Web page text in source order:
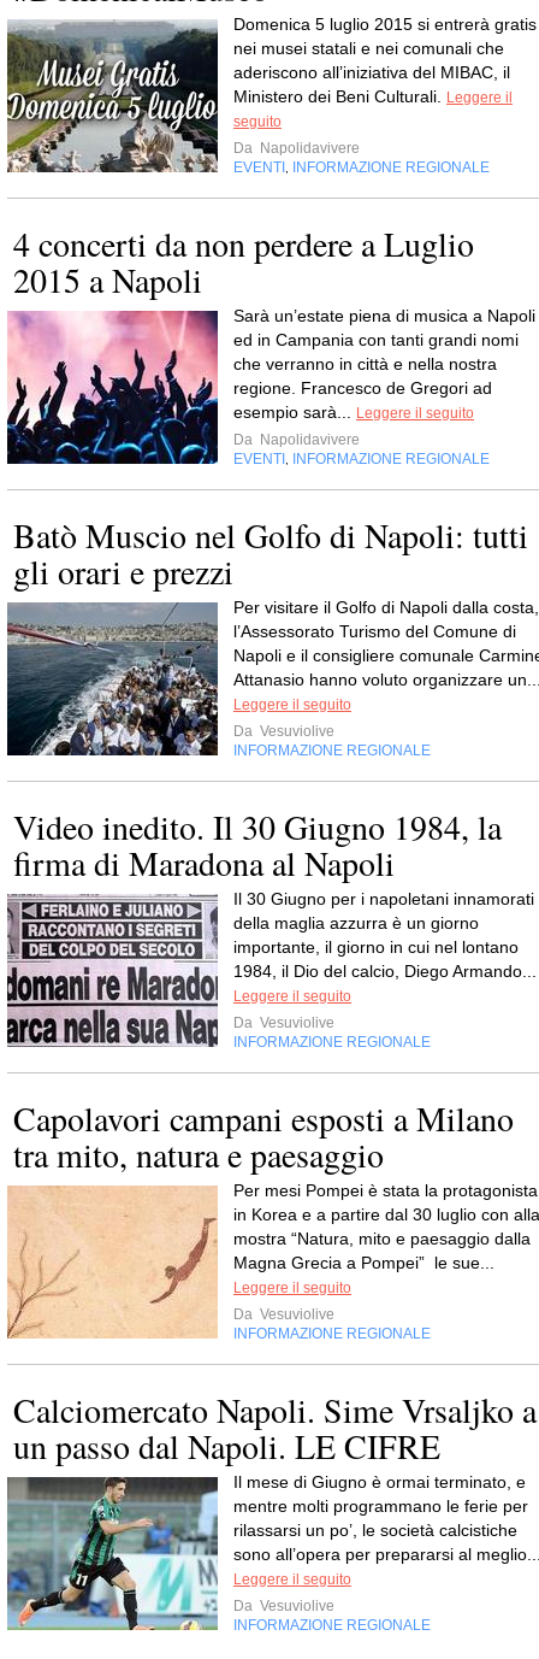
Domenica 5 luglio 2015 si entrerà gratis
nei musei statali e nei comunali che
aderiscono all’iniziativa del MIBAC, il
Ministero dei Beni Culturali.
Leggere il
seguito
Da Napolidavivere
EVENTI INFORMAZIONE REGIONALE
4 concerti da non perdere a Luglio
2015 a Napoli
Sarà un’estate piena di musica a Napoli
ed in Campania con tanti grandi nomi
che verranno in città e nella nostra
regione. Francesco de Gregori ad
esempio sarà...
Leggere il seguito
Da Napolidavivere
EVENTI INFORMAZIONE REGIONALE
Batò Muscio nel Golfo di Napoli: tutti
gli orari e prezzi
Per visitare il Golfo di Napoli dalla costa,
l’Assessorato Turismo del Comune di
Napoli e il consigliere comunale
Attanasio hanno voluto organizzare
Leggere il seguito
Da Vesuviolive
INFORMAZIONE REGIONALE
Video inedito. Il 30 Giugno 1984, la
firma di Maradona al Napoli
Il 30 Giugno per i napoletani innamorati
della maglia azzurra è un giorno
importante, il giorno in cui nel lontano
1984, il Dio del calcio, Diego Armando...
Leggere il seguito
Da Vesuviolive
INFORMAZIONE REGIONALE
Capolavori campani esposti a Milano
tra mito, natura e paesaggio
Per mesi Pompei è stata la protagonista
in Korea e a partire dal 30 luglio con alla
mostra “Natura, mito e paesaggio dalla
Magna Grecia a Pompei” le sue...
Leggere il seguito
Da Vesuviolive
INFORMAZIONE REGIONALE
Calciomercato Napoli. Sime Vrsaljko a
un passo dal Napoli. LE CIFRE
Il mese di Giugno è ormai terminato, e
mentre molti programmano le ferie per
rilassarsi un po’, le società calcistiche
sono all’opera per prepararsi al
Leggere il seguito
Da Vesuviolive
INFORMAZIONE REGIONALE